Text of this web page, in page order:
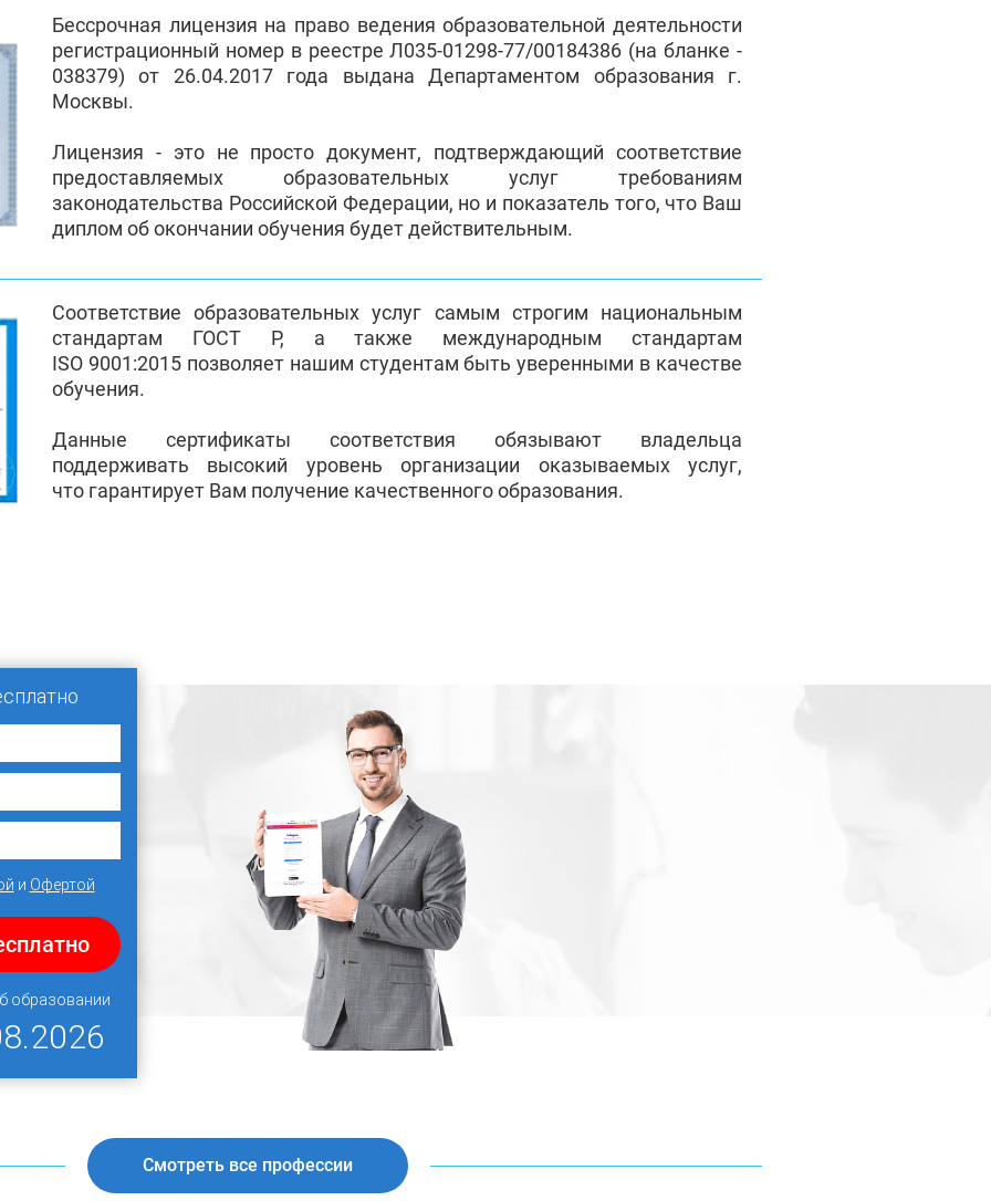
Бессрочная лицензия на право ведения образовательной деятельности
регистрационный номер в реестре Л035-01298-77/00184386 (на бланке -
038379) от 26.04.2017 года выдана Департаментом образования г.
Москвы.
Лицензия - это не просто документ, подтверждающий соответствие
предоставляемых образовательных услуг требованиям
законодательства Российской Федерации, но и показатель того, что Ваш
диплом об окончании обучения будет действительным.
Соответствие образовательных услуг самым строгим национальным
стандартам ГОСТ Р, а также международным стандартам
ISO 9001:2015 позволяет нашим студентам быть уверенными в качестве
обучения.
Данные сертификаты соответствия обязывают владельца
поддерживать высокий уровень организации оказываемых услуг,
что гарантирует Вам получение качественного образования.
и Офертой
образовании
Смотреть все профессии